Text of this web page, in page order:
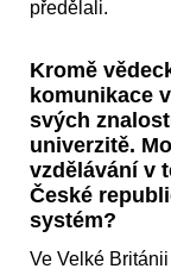
předělali.
Kromě
komunikace
svých
univerzitě.
vzdělávání v
České
systém?
Ve Velké